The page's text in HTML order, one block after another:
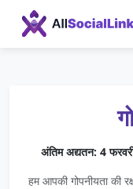
अंतिम अद्यतन: 4
हम आपकी गोपनीयता की